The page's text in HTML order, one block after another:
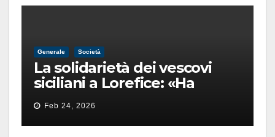
Generale Società
La solidarietà dei vescovi
siciliani a Lorefice: «Ha
difeso il valore e la dignità
dell’umanità»
Feb 24, 2026